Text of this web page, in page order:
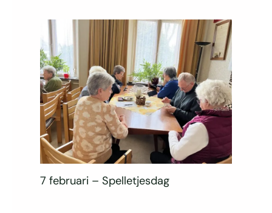
7 februari – Spelletjesdag